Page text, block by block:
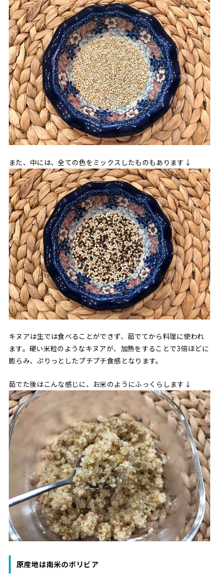
また、中には、全ての色をミックスしたものもあります↓
キヌアは生では食べることができず、茹でてから料理に使われ
ます。硬い米粒のようなキヌアが、加熱をすることで3倍ほどに
膨らみ、ぷりっとしたプチプチ食感となります。
茹でた後はこんな感じに、お米のようにふっくらします↓
原産地は南米のボリビア